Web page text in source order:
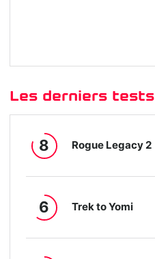
Les derniers tests
8 Rogue Legacy 2
6 Trek to Yomi